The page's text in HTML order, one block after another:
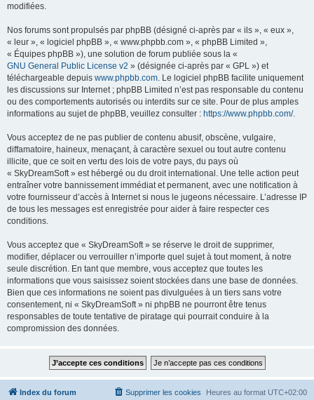
modifiées.
Nos forums sont propulsés par phpBB (désigné ci-après par « ils », « eux »,
« leur », « logiciel phpBB », « www.phpbb.com », « phpBB Limited »,
« Équipes phpBB »), une solution de forum publiée sous la «
GNU General Public License v2 » (désignée ci-après par « GPL ») et
téléchargeable depuis www.phpbb.com. Le logiciel phpBB facilite uniquement
les discussions sur Internet ; phpBB Limited n’est pas responsable du contenu
ou des comportements autorisés ou interdits sur ce site. Pour de plus amples
informations au sujet de phpBB, veuillez consulter : https://www.phpbb.com/.
Vous acceptez de ne pas publier de contenu abusif, obscène, vulgaire,
diffamatoire, haineux, menaçant, à caractère sexuel ou tout autre contenu
illicite, que ce soit en vertu des lois de votre pays, du pays où
« SkyDreamSoft » est hébergé ou du droit international. Une telle action peut
entraîner votre bannissement immédiat et permanent, avec une notification à
votre fournisseur d’accès à Internet si nous le jugeons nécessaire. L’adresse IP
de tous les messages est enregistrée pour aider à faire respecter ces
conditions.
Vous acceptez que « SkyDreamSoft » se réserve le droit de supprimer,
modifier, déplacer ou verrouiller n’importe quel sujet à tout moment, à notre
seule discrétion. En tant que membre, vous acceptez que toutes les
informations que vous saisissez soient stockées dans une base de données.
Bien que ces informations ne soient pas divulguées à un tiers sans votre
consentement, ni « SkyDreamSoft » ni phpBB ne pourront être tenus
responsables de toute tentative de piratage qui pourrait conduire à la
compromission des données.
Index du forum Heures au format UTC+02:00
Supprimer les cookies